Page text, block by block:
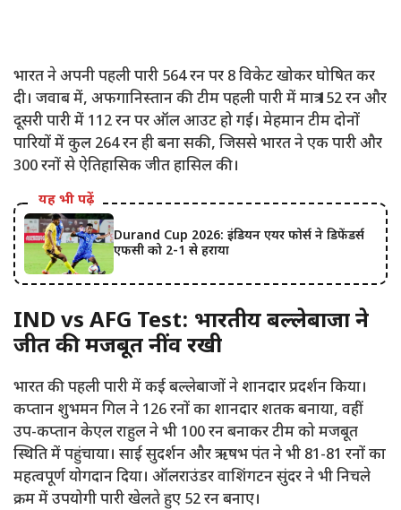
भारत ने अपनी पहली पारी 564 रन पर 8 विकेट खोकर घोषित कर
दी। जवाब में, अफगानिस्तान की टीम पहली पारी में मात्र 152 रन और
दूसरी पारी में 112 रन पर ऑल आउट हो गई। मेहमान टीम दोनों
पारियों में कुल 264 रन ही बना सकी, जिससे भारत ने एक पारी और
300 रनों से ऐतिहासिक जीत हासिल की।
यह भी पढ़ें
Durand Cup 2026: इंडियन एयर फोर्स ने डिफेंडर्स
एफसी को 2-1 से हराया
IND vs AFG Test: भारतीय बल्लेबाजों ने
जीत की मजबूत नींव रखी
भारत की पहली पारी में कई बल्लेबाजों ने शानदार प्रदर्शन किया।
कप्तान शुभमन गिल ने 126 रनों का शानदार शतक बनाया, वहीं
उप-कप्तान केएल राहुल ने भी 100 रन बनाकर टीम को मजबूत
स्थिति में पहुंचाया। साई सुदर्शन और ऋषभ पंत ने भी 81-81 रनों का
महत्वपूर्ण योगदान दिया। ऑलराउंडर वाशिंगटन सुंदर ने भी निचले
क्रम में उपयोगी पारी खेलते हुए 52 रन बनाए।